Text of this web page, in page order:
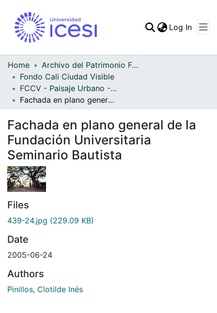
Log In
Home
Archivo del Patrimonio Fotográfico y Fílmico del Valle del Cauca
Fondo Cali Ciudad Visible
FCCV - Paisaje Urbano - Patrimonial
Fachada en plano general de la Fundación Universitaria Seminario Bautista
Fachada en plano general de la
Fundación Universitaria
Seminario Bautista
Files
439-24.jpg (229.09 KB)
Date
2005-06-24
Authors
Pinillos, Clotilde Inés